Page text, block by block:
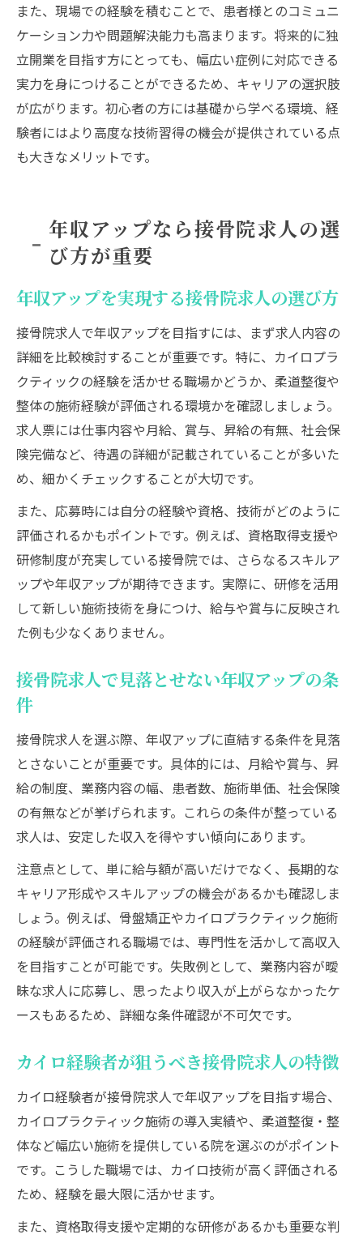
また、現場での経験を積むことで、患者様とのコミュニ
ケーション力や問題解決能力も高まります。将来的に独
立開業を目指す方にとっても、幅広い症例に対応できる
実力を身につけることができるため、キャリアの選択肢
が広がります。初心者の方には基礎から学べる環境、経
験者にはより高度な技術習得の機会が提供されている点
も大きなメリットです。
年収アップなら接骨院求人の選
び方が重要
年収アップを実現する接骨院求人の選び方
接骨院求人で年収アップを目指すには、まず求人内容の
詳細を比較検討することが重要です。特に、カイロプラ
クティックの経験を活かせる職場かどうか、柔道整復や
整体の施術経験が評価される環境かを確認しましょう。
求人票には仕事内容や月給、賞与、昇給の有無、社会保
険完備など、待遇の詳細が記載されていることが多いた
め、細かくチェックすることが大切です。
また、応募時には自分の経験や資格、技術がどのように
評価されるかもポイントです。例えば、資格取得支援や
研修制度が充実している接骨院では、さらなるスキルア
ップや年収アップが期待できます。実際に、研修を活用
して新しい施術技術を身につけ、給与や賞与に反映され
た例も少なくありません。
接骨院求人で見落とせない年収アップの条
件
接骨院求人を選ぶ際、年収アップに直結する条件を見落
とさないことが重要です。具体的には、月給や賞与、昇
給の制度、業務内容の幅、患者数、施術単価、社会保険
の有無などが挙げられます。これらの条件が整っている
求人は、安定した収入を得やすい傾向にあります。
注意点として、単に給与額が高いだけでなく、長期的な
キャリア形成やスキルアップの機会があるかも確認しま
しょう。例えば、骨盤矯正やカイロプラクティック施術
の経験が評価される職場では、専門性を活かして高収入
を目指すことが可能です。失敗例として、業務内容が曖
昧な求人に応募し、思ったより収入が上がらなかったケ
ースもあるため、詳細な条件確認が不可欠です。
カイロ経験者が狙うべき接骨院求人の特徴
カイロ経験者が接骨院求人で年収アップを目指す場合、
カイロプラクティック施術の導入実績や、柔道整復・整
体など幅広い施術を提供している院を選ぶのがポイント
です。こうした職場では、カイロ技術が高く評価される
ため、経験を最大限に活かせます。
また、資格取得支援や定期的な研修があるかも重要な判